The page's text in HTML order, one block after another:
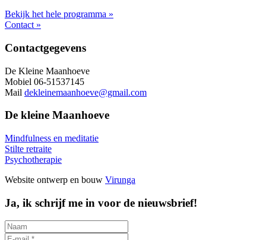
Bekijk het hele programma »
Contact »
Footer
Contactgegevens
De Kleine Maanhoeve
Mobiel 06-51537145
Mail dekleinemaanhoeve@gmail.com
De kleine Maanhoeve
Mindfulness en meditatie
Stilte retraite
Psychotherapie
Website ontwerp en bouw Virunga
Ja, ik schrijf me in voor de nieuwsbrief!